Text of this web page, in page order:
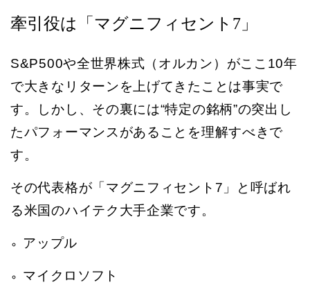
牽引役は「マグニフィセント7」
S&P500や全世界株式（オルカン）がここ10年
で大きなリターンを上げてきたことは事実で
す。しかし、その裏には“特定の銘柄”の突出し
たパフォーマンスがあることを理解すべきで
す。
その代表格が「マグニフィセント7」と呼ばれ
る米国のハイテク大手企業です。
アップル
マイクロソフト